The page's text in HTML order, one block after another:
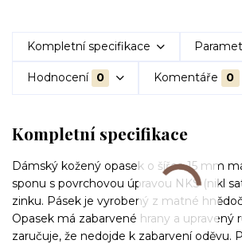
Kompletní specifikace
Hodnocení 0 Komentáře 0
Kompletní specifikace
Dámský kožený opasek o šířce 15 mm
sponu s povrchovou úpravou NKS (nikl
zinku. Pásek je vyrobený z matné
Opasek má zabarvené hrany a upravený
zaručuje, že nedojde k zabarvení oděvu.